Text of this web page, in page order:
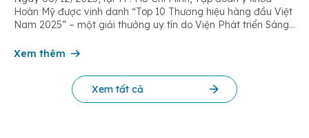
Hoàn Mỹ được vinh danh “Top 10 Thương hiệu hàng đầu Việt
Nam 2025” – một giải thưởng uy tín do Viện Phát triển Sáng
cứu Phát triển Doanh nghiệp Châu Á […]
Xem thêm
Xem tất cả